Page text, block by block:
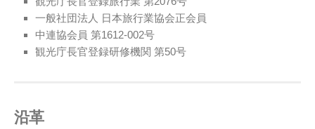
一般社団法人 日本旅行業協会正会員
中連協会員 第1612-002号
観光庁長官登録研修機関 第50号
沿革